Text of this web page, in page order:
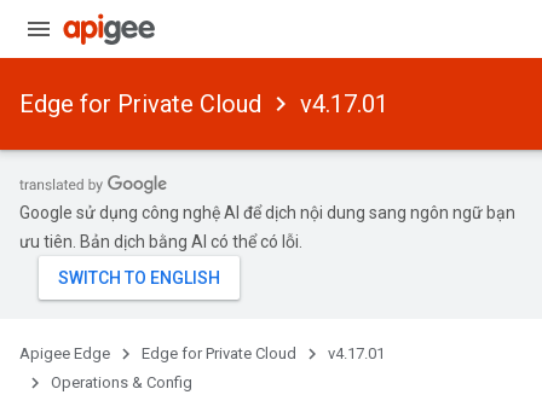
Edge for Private Cloud v4.17.01
Google sử dụng công nghệ AI để dịch nội dung sang ngôn ngữ bạn
ưu tiên. Bản dịch bằng AI có thể có lỗi.
Apigee Edge Edge for Private Cloud
v4.17.01
Operations & Config